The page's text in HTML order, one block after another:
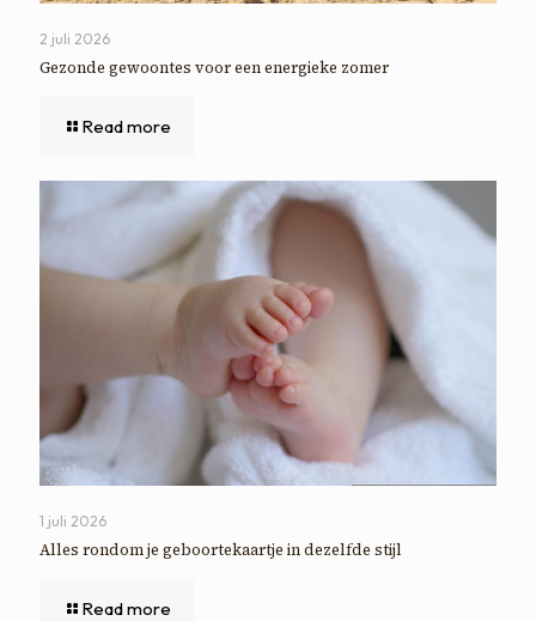
2 juli 2026
Gezonde gewoontes voor een energieke zomer
Read more
1 juli 2026
Alles rondom je geboortekaartje in dezelfde stijl
Read more